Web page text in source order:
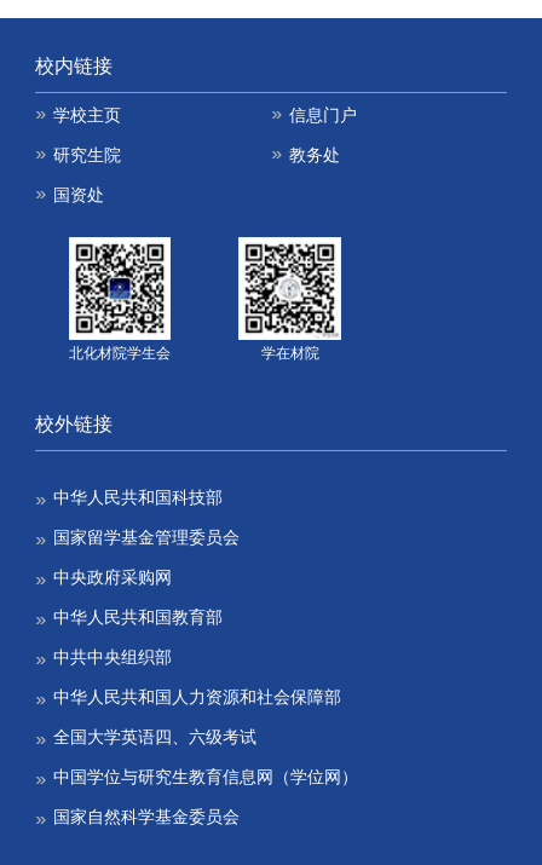
校内链接
学校主页 信息门户
研究生院 教务处
国资处
北化材院学生会 学在材院
校外链接
中华人民共和国科技部
国家留学基金管理委员会
中央政府采购网
中华人民共和国教育部
中共中央组织部
中华人民共和国人力资源和社会保障部
全国大学英语四、六级考试
中国学位与研究生教育信息网（学位网）
国家自然科学基金委员会